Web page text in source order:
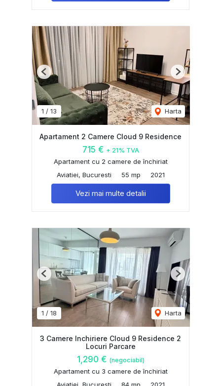
1 / 13 Harta
Previous Next
Apartament 2 Camere Cloud 9 Residence
715 € + 21% TVA
Apartament cu 2 camere de închiriat
Aviatiei, Bucuresti
55 mp 2021
Vezi mai multe detalii
1 / 18 Harta
Previous Next
3 Camere Inchiriere Cloud 9 Residence 2
Locuri Parcare
1,290 € (negociabil)
Apartament cu 3 camere de închiriat
Aviatiei, Bucuresti
84 mp 2021